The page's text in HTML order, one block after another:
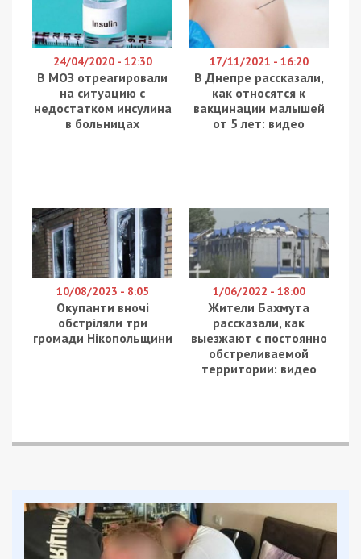
24/04/2020 - 12:30
В МОЗ отреагировали
на ситуацию с
недостатком инсулина
в больницах
17/11/2021 - 16:20
В Днепре рассказали,
как относятся к
вакцинации малышей
от 5 лет: видео
10/08/2023 - 8:05
Окупанти вночі
обстріляли три
громади Нікопольщини
1/06/2022 - 18:00
Жители Бахмута
рассказали, как
выезжают с постоянно
обстреливаемой
территории: видео